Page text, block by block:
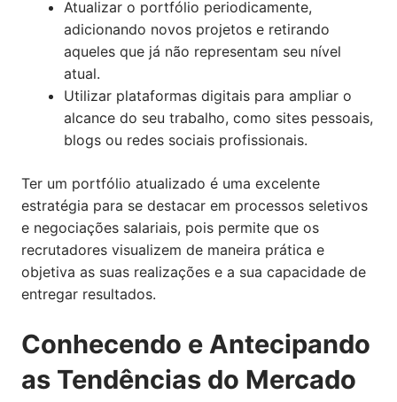
Atualizar o portfólio periodicamente,
adicionando novos projetos e retirando
aqueles que já não representam seu nível
atual.
Utilizar plataformas digitais para ampliar o
alcance do seu trabalho, como sites pessoais,
blogs ou redes sociais profissionais.
Ter um portfólio atualizado é uma excelente
estratégia para se destacar em processos seletivos
e negociações salariais, pois permite que os
recrutadores visualizem de maneira prática e
objetiva as suas realizações e a sua capacidade de
entregar resultados.
Conhecendo e Antecipando
as Tendências do Mercado